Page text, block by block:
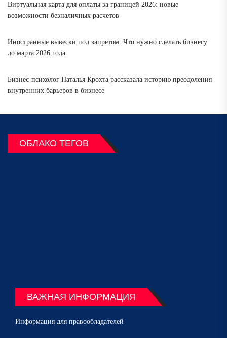
Виртуальная карта для оплаты за границей 2026: новые
возможности безналичных расчетов
Иностранные вывески под запретом: Что нужно сделать бизнесу
до марта 2026 года
Бизнес-психолог Наталья Крохта рассказала историю преодоления
внутренних барьеров в бизнесе
ОБЛАКО ТЕГОВ
ВАЖНАЯ ИНФОРМАЦИЯ
Информация для правообладателей